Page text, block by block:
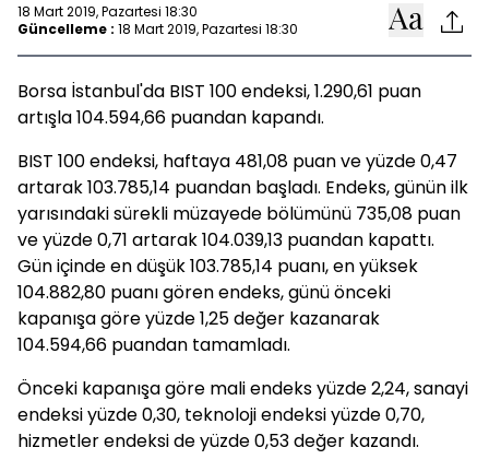
18 Mart 2019, Pazartesi 18:30
Güncelleme : 18 Mart 2019, Pazartesi 18:30
Borsa İstanbul'da BIST 100 endeksi, 1.290,61 puan
artışla 104.594,66 puandan kapandı.
BIST 100 endeksi, haftaya 481,08 puan ve yüzde 0,47
artarak 103.785,14 puandan başladı. Endeks, günün ilk
yarısındaki sürekli müzayede bölümünü 735,08 puan
ve yüzde 0,71 artarak 104.039,13 puandan kapattı.
Gün içinde en düşük 103.785,14 puanı, en yüksek
104.882,80 puanı gören endeks, günü önceki
kapanışa göre yüzde 1,25 değer kazanarak
104.594,66 puandan tamamladı.
Önceki kapanışa göre mali endeks yüzde 2,24, sanayi
endeksi yüzde 0,30, teknoloji endeksi yüzde 0,70,
hizmetler endeksi de yüzde 0,53 değer kazandı.